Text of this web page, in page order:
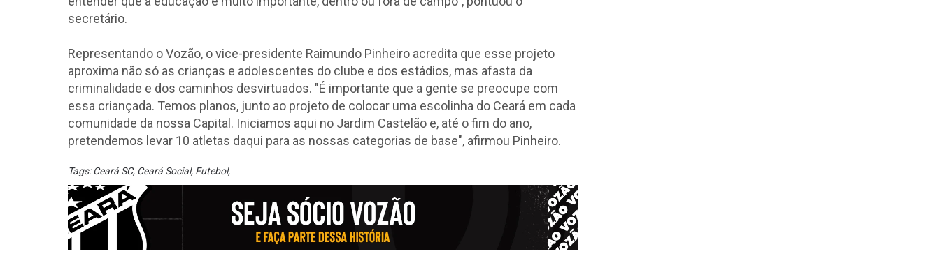
secretário.
Representando o Vozão, o vice-presidente Raimundo Pinheiro acredita que esse projeto
aproxima não só as crianças e adolescentes do clube e dos estádios, mas afasta da
criminalidade e dos caminhos desvirtuados. "É importante que a gente se preocupe com
essa criançada. Temos planos, junto ao projeto de colocar uma escolinha do Ceará em cada
comunidade da nossa Capital. Iniciamos aqui no Jardim Castelão e, até o fim do ano,
pretendemos levar 10 atletas daqui para as nossas categorias de base", afirmou Pinheiro.
Tags:Ceará SC, Ceará Social, Futebol,